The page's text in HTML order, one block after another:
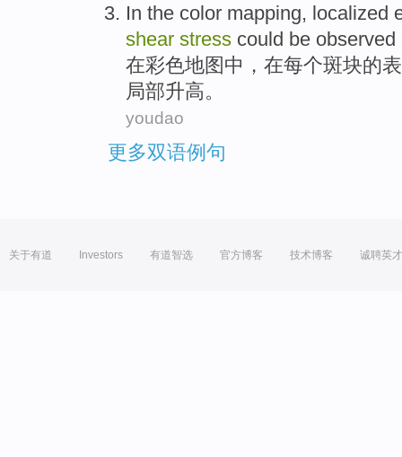
In the color mapping, localized
shear stress could be observed
在彩色地图中， 在每个斑块的
局部升高。
youdao
更多双语例句
关于有道 Investors 有道智选 官方博客 技术博客 诚聘英才